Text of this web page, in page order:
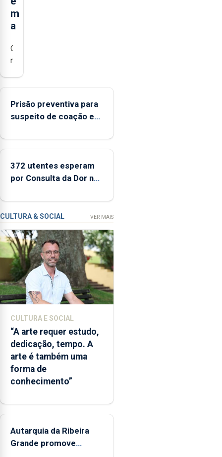
m
a
O
mar
dos
a
ter
capaz
de
dados
recolhidos
em
tempo
quase
real
simular
diferentes
ambientais,
numa
ferramenta
que
poderá
apoiar
gestão
áreas
marinhas
Prisão preventiva para
suspeito de coação e
prima em São Miguel
372 utentes esperam
por Consulta da Dor nos
CULTURA & SOCIAL VER MAIS
CULTURA E SOCIAL
“A arte requer estudo,
dedicação, tempo. A
arte é também uma
forma de
conhecimento”
Autarquia da Ribeira
Grande promove